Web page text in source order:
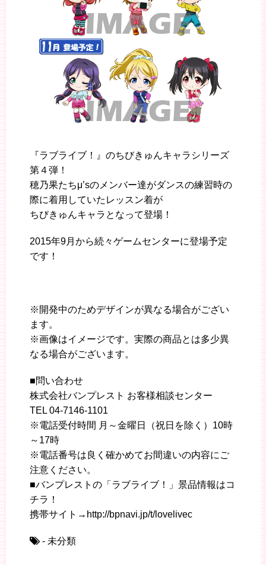
『ラブライブ！』のちびきゅんキャラシリーズ
第４弾！
穂乃果たちμ’sのメンバー達がダンスの練習時の
際に着用していたレッスン着が
ちびきゅんキャラとなって登場！
2015年9月から続々ゲームセンターに登場予定
です！
※開発中のためデザインが異なる場合がござい
ます。
※画像はイメージです。実際の商品とは多少異
なる場合がございます。
■問い合わせ
株式会社バンプレスト お客様相談センター
TEL 04-7146-1101
※電話受付時間 月～金曜日（祝日を除く）10時
～17時
※電話番号は良く確かめてお間違いの内容にご
注意ください。
■バンプレストの「ラブライブ！」景品情報はコ
チラ！
携帯サイト→http://bpnavi.jp/t/lovelivec
- 未分類